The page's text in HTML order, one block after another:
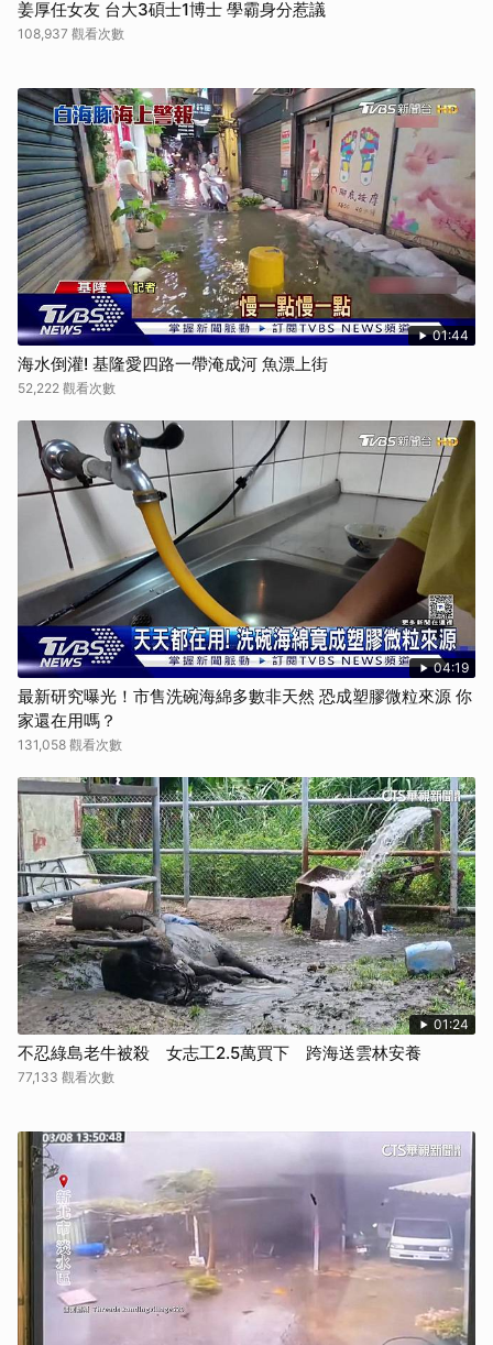
姜厚任女友 台大3碩士1博士 學霸身分惹議
108,937 觀看次數
01:44
海水倒灌! 基隆愛四路一帶淹成河 魚漂上街
52,222 觀看次數
04:19
最新研究曝光！市售洗碗海綿多數非天然 恐成塑膠微粒來源 你
家還在用嗎？
131,058 觀看次數
01:24
不忍綠島老牛被殺 女志工2.5萬買下 跨海送雲林安養
77,133 觀看次數